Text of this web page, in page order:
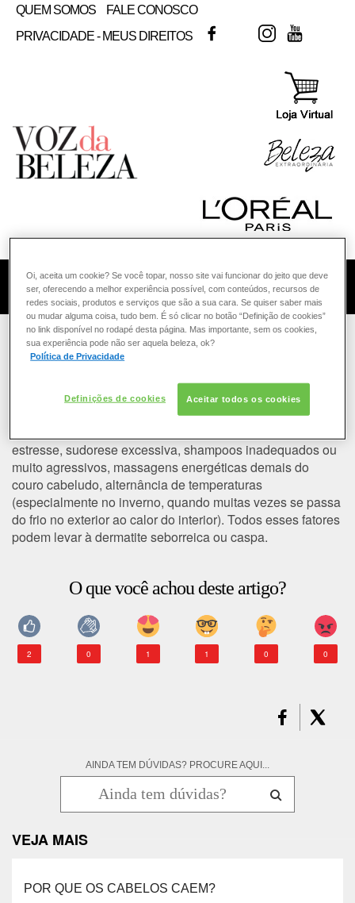
QUEM SOMOS
FALE CONOSCO
PRIVACIDADE - MEUS DIREITOS
FACEBOOKTWITTERINSTAGRAM
COMO POSSO AJUDAR? DÚVIDAS SOBRE:
PELE
COLORAÇÃO
CABELO
SOLAR
CONSULTORIA DE PRODUTOS LOREAL PARIS
VOZ DA BELEZA L'ORÉAL PARIS CABELO
Existem fatores que favorecem o
surgimento da caspa?
estresse, sudorese excessiva, shampoos inadequados ou
muito agressivos, massagens energéticas demais do
couro cabeludo, alternância de temperaturas
(especialmente no inverno, quando muitas vezes se passa
do frio no exterior ao calor do interior). Todos esses fatores
podem levar à dermatite seborreica ou caspa.
O que você achou deste artigo?
2 0 1 1 0 0
AINDA TEM DÚVIDAS? PROCURE AQUI...
VEJA MAIS
POR QUE OS CABELOS CAEM?
Oi, aceita um cookie? Se você topar, nosso site vai funcionar do jeito que deve
ser, oferecendo a melhor experiência possível, com conteúdos, recursos de
redes sociais, produtos e serviços que são a sua cara. Se quiser saber mais
ou mudar alguma coisa, tudo bem. É só clicar no botão “Definição de cookies”
no link disponível no rodapé desta página. Mas importante, sem os cookies,
sua experiência pode não ser aquela beleza, ok?
Política de Privacidade
Definições de cookies Aceitar todos os cookies